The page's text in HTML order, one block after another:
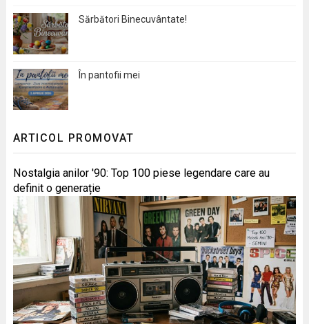
Sărbători Binecuvântate!
În pantofii mei
ARTICOL PROMOVAT
Nostalgia anilor '90: Top 100 piese legendare care au
definit o generație